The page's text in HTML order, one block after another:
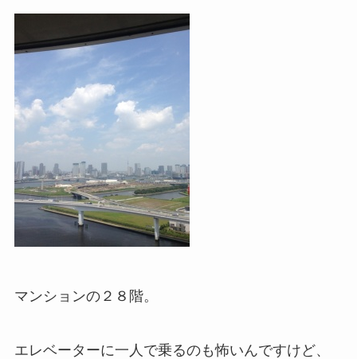
マンションの２８階。
エレベーターに一人で乗るのも怖いんですけど、